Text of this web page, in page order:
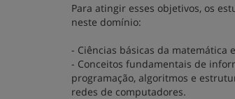
Para atingir esses objetivos, os
neste domínio:
- Ciências básicas da matemática
- Conceitos fundamentais de
programação, algoritmos e
redes de computadores.